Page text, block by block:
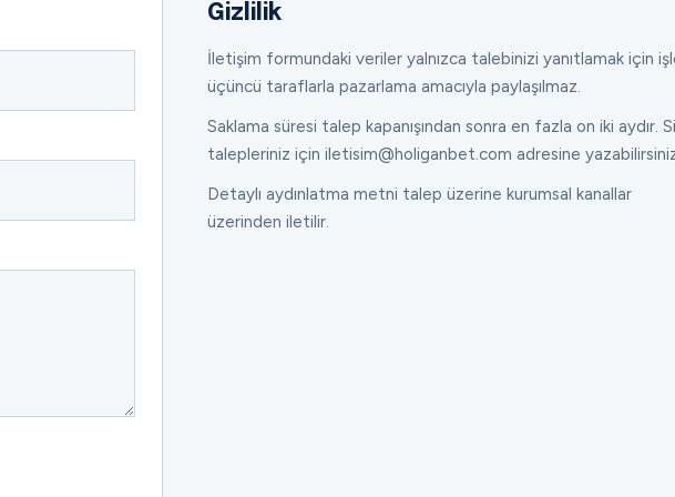
Gizlilik
İletişim formundaki veriler yalnızca talebinizi yanıtlamak için
üçüncü taraflarla pazarlama amacıyla paylaşılmaz.
Saklama süresi talep kapanışından sonra en fazla on iki aydır.
talepleriniz için iletisim@holiganbet.com adresine
Detaylı aydınlatma metni talep üzerine kurumsal kanallar
üzerinden iletilir.